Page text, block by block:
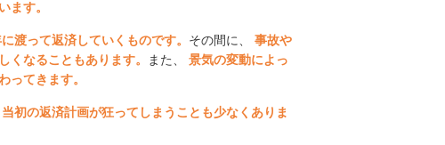
ます。
渡って返済していくものです。 その間に、 事故や
くなることもあります。
また、 景気の変動によっ
ってきます。
当初の返済計画が狂ってしまうことも少なくありま